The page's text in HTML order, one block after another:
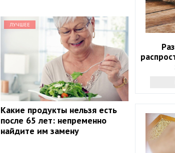
ЛУЧШЕЕ
Какие продукты нельзя есть
после 65 лет: непременно
найдите им замену